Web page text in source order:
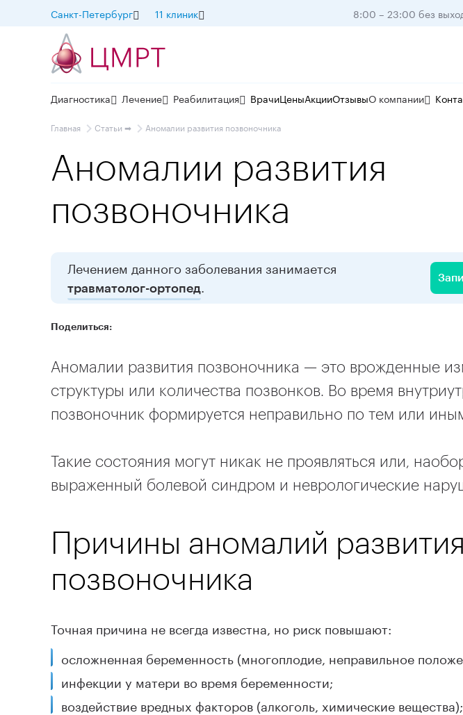
Санкт-Петербург 11 клиник 8:00 – 23:00 без
Диагностика Лечение Реабилитация ВрачиЦеныАкцииОтзывыО компании
Главная Статьи ➡ Аномалии развития позвоночника
Аномалии развития
позвоночника
Лечением данного заболевания занимается
травматолог-ортопед
Поделиться:
Аномалии развития позвоночника — это врожденные
структуры или количества позвонков. Во время
позвоночник формируется неправильно по тем или
Такие состояния могут никак не проявляться или,
выраженный болевой синдром и неврологические
Причины аномалий развития
позвоночника
Точная причина не всегда известна, но риск повышают:
осложненная беременность (многоплодие, неправильное
инфекции у матери во время беременности;
воздействие вредных факторов (алкоголь, химические вещества);